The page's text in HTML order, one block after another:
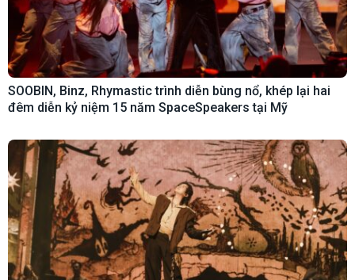
SOOBIN, Binz, Rhymastic trình diễn bùng nổ, khép lại hai
đêm diễn kỷ niệm 15 năm SpaceSpeakers tại Mỹ